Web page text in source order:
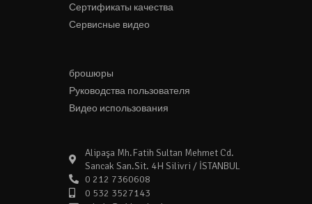
Сертификаты качества
Сервисные видео
брошюры
Руководства пользователя
Видео использования
Alipaşa Mh.Fatih Sultan Mehmet Cd.
Sancak San.Sit. 4H Silivri / İSTANBUL
0 212 7360608
0 532 3527143